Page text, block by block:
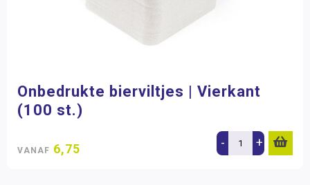
Onbedrukte bierviltjes | Vierkant
(100 st.)
VANAF 6,75 - +